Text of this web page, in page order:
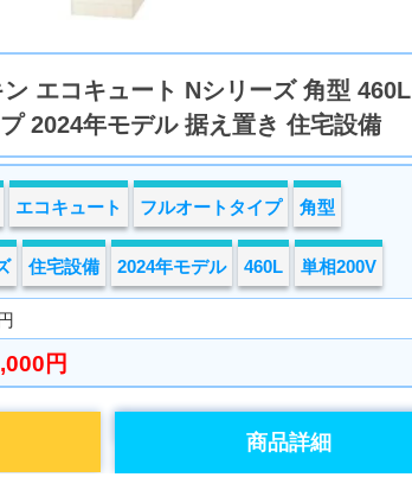
ン エコキュート Nシリーズ 角型 460L
2024年モデル 据え置き 住宅設備
エコキュート フルオートタイプ 角型
住宅設備 2024年モデル 460L 単相200V
円
商品詳細